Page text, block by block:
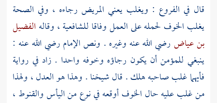
قال في الفروع : ويغلب يعني المريض رجاءه ، وفي الصحة
يغلب الخوف لحمله على العمل وفاقا للشافعية ، وقاله الفضيل
بن عياضرضي الله عنه وغيره . ونص الإمام رضي الله عنه :
ينبغي للمؤمن أن يكون رجاؤه وخوفه واحدا . زاد في رواية
فأيهما غلب صاحبه هلك . قال شيخنا . وهذا هو العدل ، ولهذا
من غلب عليه حال الخوف أوقعه في نوع من اليأس والقنوط ،